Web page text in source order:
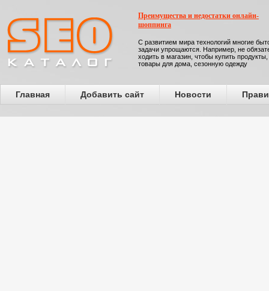
Преимущества и недостатки онлайн-
шоппинга
С развитием мира технологий многие
задачи упрощаются. Например, не
ходить в магазин, чтобы купить продукты,
товары для дома, сезонную одежду
Главная Добавить сайт Новости